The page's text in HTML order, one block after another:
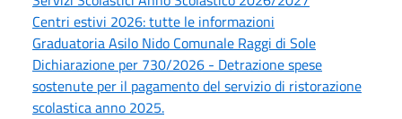
Centri estivi 2026: tutte le informazioni
Graduatoria Asilo Nido Comunale Raggi di Sole
Dichiarazione per 730/2026 - Detrazione spese
sostenute per il pagamento del servizio di ristorazione
scolastica anno 2025.